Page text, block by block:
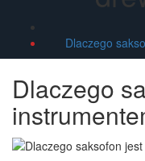
Dlaczego
Dlaczego